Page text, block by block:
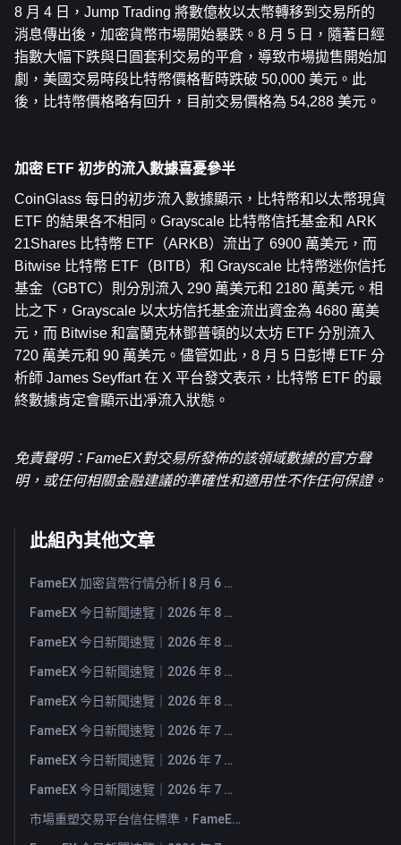
8 月 4 日，Jump Trading 將數億枚以太幣轉移到交易所的
消息傳出後，加密貨幣市場開始暴跌。8 月 5 日，隨著日經
指數大幅下跌與日圓套利交易的平倉，導致市場拋售開始加
劇，美國交易時段比特幣價格暫時跌破 50,000 美元。此
後，比特幣價格略有回升，目前交易價格為 54,288 美元。
加密 ETF 初步的流入數據喜憂參半
CoinGlass 每日的初步流入數據顯示，比特幣和以太幣現貨
ETF 的結果各不相同。Grayscale 比特幣信托基金和 ARK
21Shares 比特幣 ETF（ARKB）流出了 6900 萬美元，而
Bitwise 比特幣 ETF（BITB）和 Grayscale 比特幣迷你信托
基金（GBTC）則分別流入 290 萬美元和 2180 萬美元。相
比之下，Grayscale 以太坊信托基金流出資金為 4680 萬美
元，而 Bitwise 和富蘭克林鄧普頓的以太坊 ETF 分別流入
720 萬美元和 90 萬美元。儘管如此，8 月 5 日彭博 ETF 分
析師 James Seyffart 在 X 平台發文表示，比特幣 ETF 的最
終數據肯定會顯示出凈流入狀態。
免責聲明：FameEX對交易所發佈的該領域數據的官方聲
明，或任何相關金融建議的準確性和適用性不作任何保證。
此組內其他文章
FameEX 加密貨幣行情分析 | 8 月 6 日, 2026
FameEX 今日新聞速覽｜2026 年 8 月 6 日
FameEX 今日新聞速覽｜2026 年 8 月 5 日
FameEX 今日新聞速覽｜2026 年 8 月 4 日
FameEX 今日新聞速覽｜2026 年 8 月 3 日
FameEX 今日新聞速覽｜2026 年 7 月 31 日
FameEX 今日新聞速覽｜2026 年 7 月 30 日
FameEX 今日新聞速覽｜2026 年 7 月 29 日
市場重塑交易平台信任標準，FameEX 以八年穩健營運持續服務全球用戶